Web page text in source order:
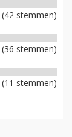
(42 stemmen)
(36 stemmen)
(11 stemmen)